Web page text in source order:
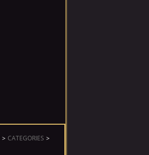
> CATEGORIES >